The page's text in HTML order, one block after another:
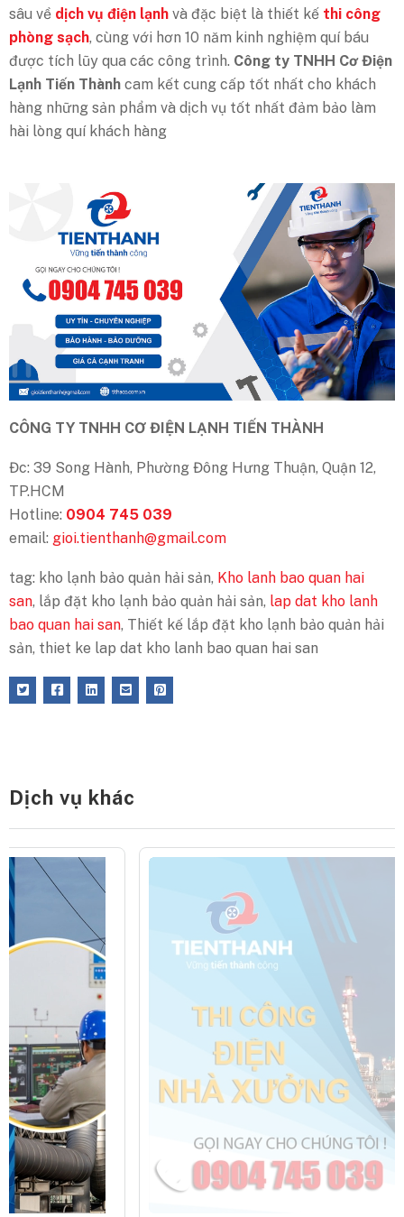
sâu về dịch vụ điện lạnh và đặc biệt là thiết kế thi công
phòng sạch, cùng với hơn 10 năm kinh nghiệm quí báu
được tích lũy qua các công trình. Công ty TNHH Cơ Điện
Lạnh Tiến Thành cam kết cung cấp tốt nhất cho khách
hàng những sản phẩm và dịch vụ tốt nhất đảm bảo làm
hài lòng quí khách hàng
CÔNG TY TNHH CƠ ĐIỆN LẠNH TIẾN THÀNH
Đc: 39 Song Hành, Phường Đông Hưng Thuận, Quận 12,
TP.HCM
Hotline: 0904 745 039
email: gioi.tienthanh@gmail.com
tag: kho lạnh bảo quản hải sản, Kho lanh bao quan hai
san, lắp đặt kho lạnh bảo quản hải sản, lap dat kho lanh
bao quan hai san, Thiết kế lắp đặt kho lạnh bảo quản hải
sản, thiet ke lap dat kho lanh bao quan hai san
Dịch vụ khác